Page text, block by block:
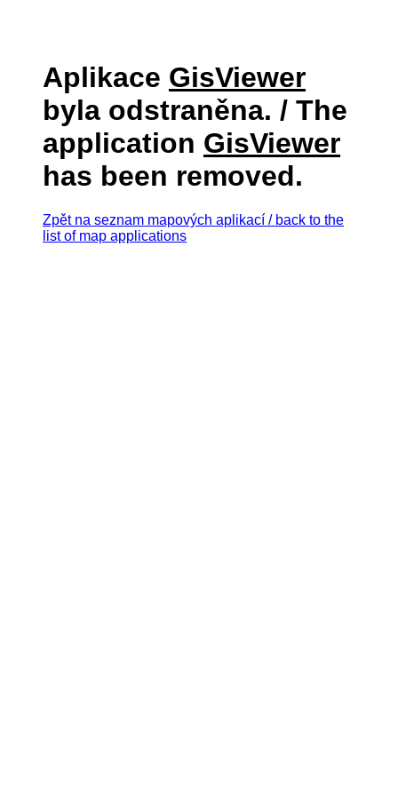
Aplikace GisViewer
byla odstraněna. / The
application GisViewer
has been removed.
Zpět na seznam mapových aplikací / back to the
list of map applications